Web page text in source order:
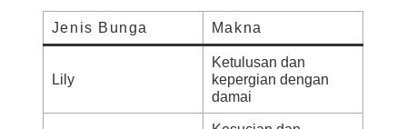
Jenis Bunga Makna
Lily
Ketulusan dan
kepergian dengan
damai